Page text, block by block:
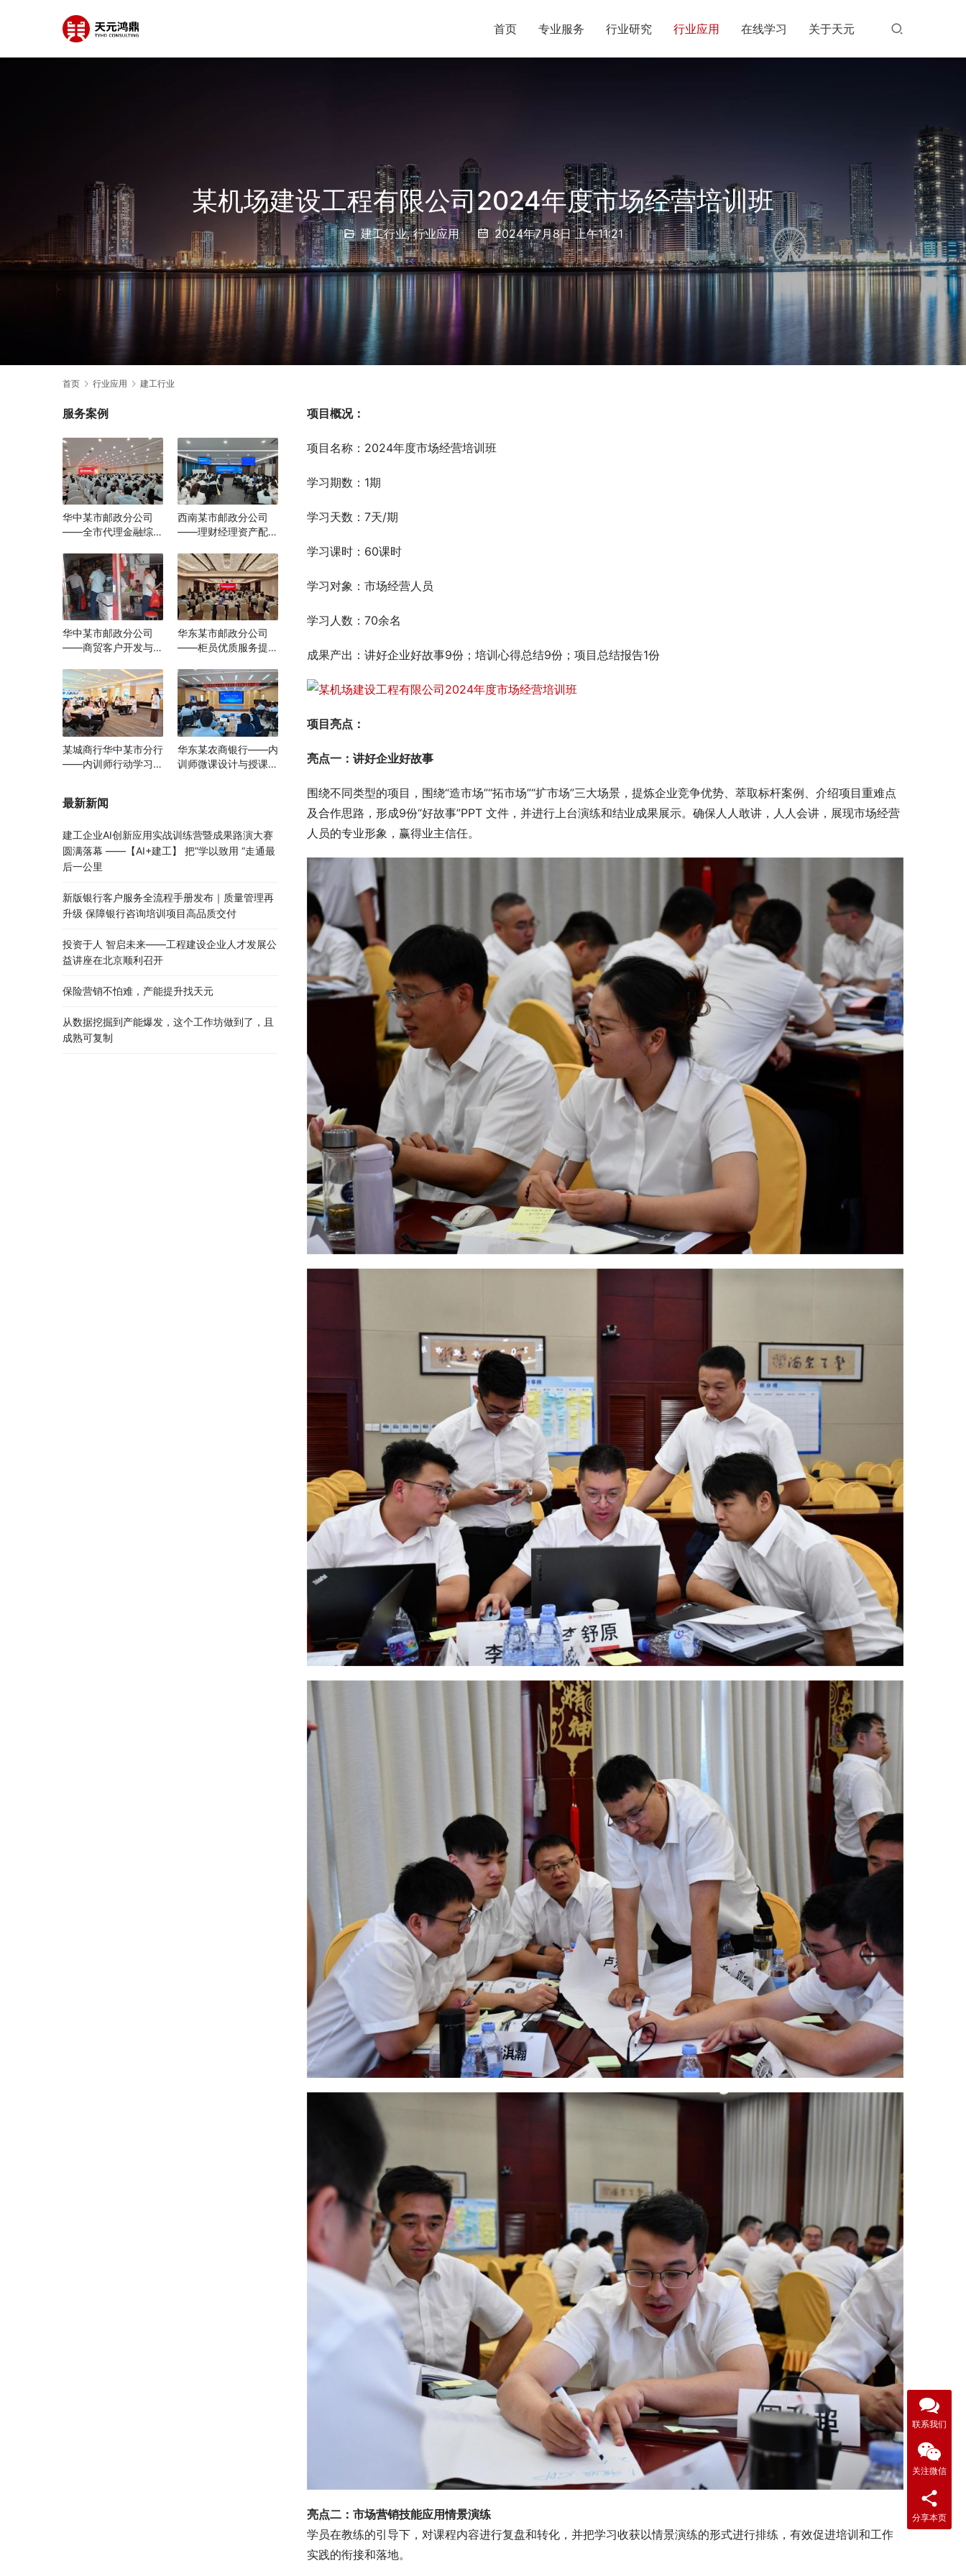
首页 专业服务 行业研究 行业应用 在线学习 关于天元
某机场建设工程有限公司2024年度市场经营培训班
建工行业,行业应用 2024年7月8日 上午11:21
首页 行业应用 建工行业
项目概况：
项目名称：2024年度市场经营培训班
学习期数：1期
学习天数：7天/期
学习课时：60课时
学习对象：市场经营人员
学习人数：70余名
成果产出：讲好企业好故事9份；培训心得总结9份；项目总结报告1份
项目亮点：
亮点一：讲好企业好故事
围绕不同类型的项目，围绕“造市场”“拓市场”“扩市场”三大场景，提炼企业竞争优势、萃取标杆案例、介绍项目重难点
及合作思路，形成9份“好故事”PPT 文件，并进行上台演练和结业成果展示。确保人人敢讲，人人会讲，展现市场经营
人员的专业形象，赢得业主信任。
亮点二：市场营销技能应用情景演练
学员在教练的引导下，对课程内容进行复盘和转化，并把学习收获以情景演练的形式进行排练，有效促进培训和工作
实践的衔接和落地。
服务案例
华中某市邮政分公司
——全市代理金融综合
西南某市邮政分公司
——理财经理资产配置
训
华中某市邮政分公司
——商贸客户开发与经
华东某市邮政分公司
——柜员优质服务提升
某城商行华中某市分行
——内训师行动学习训
华东某农商银行——内
训师微课设计与授课技
最新新闻
建工企业AI创新应用实战训练营暨成果路演大赛
圆满落幕 ——【AI+建工】 把”学以致用 “走通最
后一公里
新版银行客户服务全流程手册发布｜质量管理再
升级 保障银行咨询培训项目高品质交付
投资于人 智启未来——工程建设企业人才发展公
益讲座在北京顺利召开
保险营销不怕难，产能提升找天元
从数据挖掘到产能爆发，这个工作坊做到了，且
成熟可复制
联系我们
关注微信
分享本页